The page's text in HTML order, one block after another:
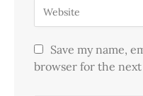
Save my name,
browser for the